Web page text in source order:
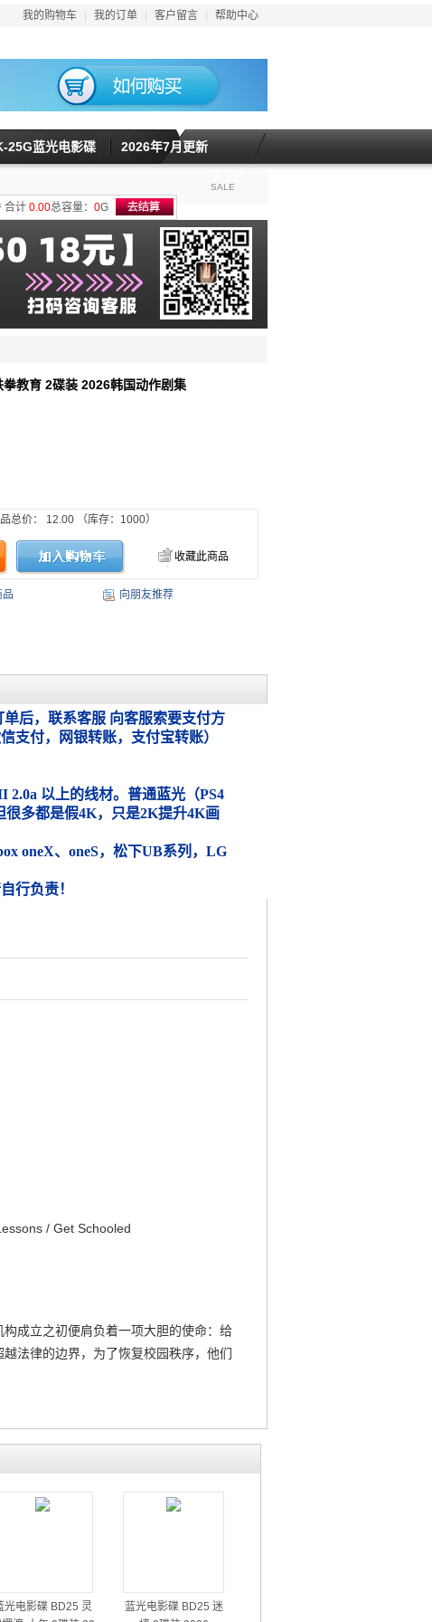
我的购物车 我的订单 客户留言 帮助中心
25G蓝光电影碟 2026年7月更新
SALE
合计 0.00总容量： 0G
教育 2碟装 2026韩国动作剧集
总价： 12.00 （库存： 1000）
收藏此商品
向朋友推荐
后，联系客服 向客服索要支付方
支付，网银转账，支付宝转账）
以上的线材。普通蓝光（PS4
多都是假4K，只是2K提升4K画
oneX、oneS，松下UB系列，LG
行负责！
/ Get Schooled
立之初便肩负着一项大胆的使命：给
法律的边界，为了恢复校园秩序，他们
光电影碟 BD25 灵
蓝光电影碟 BD25 迷